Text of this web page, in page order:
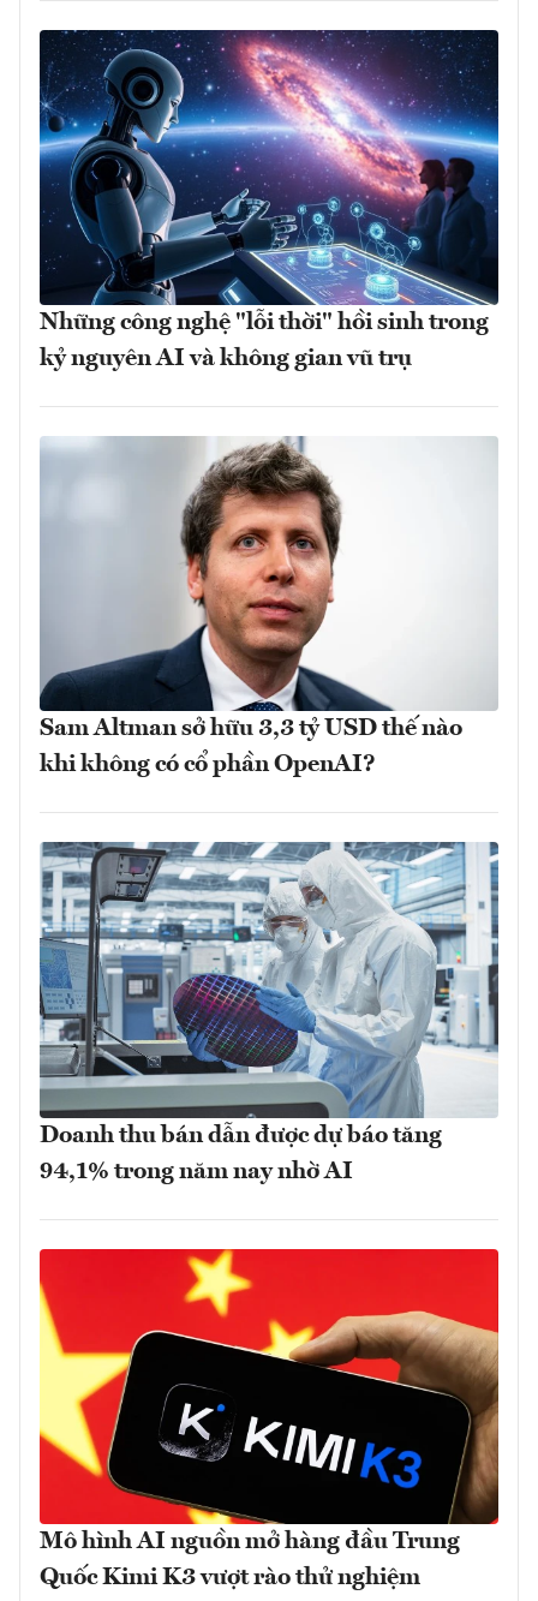
Những công nghệ "lỗi thời" hồi sinh trong
kỷ nguyên AI và không gian vũ trụ
Sam Altman sở hữu 3,3 tỷ USD thế nào
khi không có cổ phần OpenAI?
Doanh thu bán dẫn được dự báo tăng
94,1% trong năm nay nhờ AI
Mô hình AI nguồn mở hàng đầu Trung
Quốc Kimi K3 vượt rào thử nghiệm